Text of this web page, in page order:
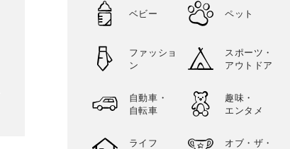
ベビー ペット
ファッショ
ン
スポーツ・
アウトドア
自動車・
自転車
趣味・
エンタメ
ライフ
オブ・ザ・